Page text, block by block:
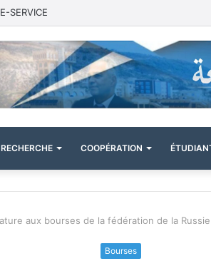
E-SERVICE
RECHERCHE COOPÉRATION
aux bourses de la fédération de la
Bourses